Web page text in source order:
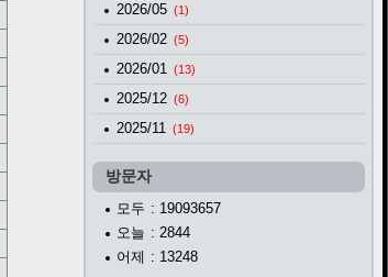
2026/05 (1)
2026/02 (5)
2026/01 (13)
2025/12 (6)
2025/11 (19)
방문자
모두 : 19093657
오늘 : 2844
어제 : 13248